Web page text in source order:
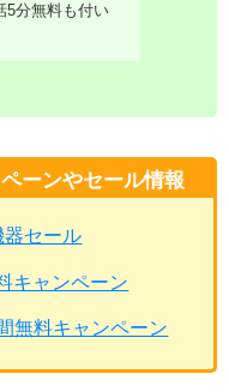
5分無料も付い
ーンやセール情報
器セール
キャンペーン
無料キャンペーン